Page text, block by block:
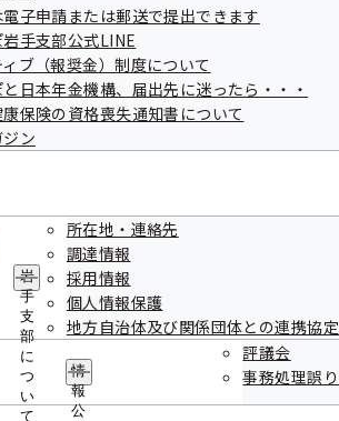
子申請または郵送で提出できます
手支部公式LINE
ブ（報奨金）制度について
日本年金機構、届出先に迷ったら・・・
保険の資格喪失通知書について
ン
岩
手
支
部
に
つ
い
て
所在地・連絡先
調達情報
採用情報
個人情報保護
地方自治体及び関係団体との連携協定
情
報
公
評議会
事務処理誤り
円・小人600円
円・小人500円
宿 愛隣館』【花巻市 鉛 字西
料
円・小人600円
円・小人500円